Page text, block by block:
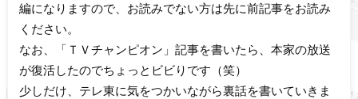
編になりますので、お読みでない方は先に前記事をお読み
ください。
なお、「ＴＶチャンピオン」記事を書いたら、本家の放送
が復活したのでちょっとビビりです（笑）
少しだけ、テレ東に気をつかいながら裏話を書いていきま